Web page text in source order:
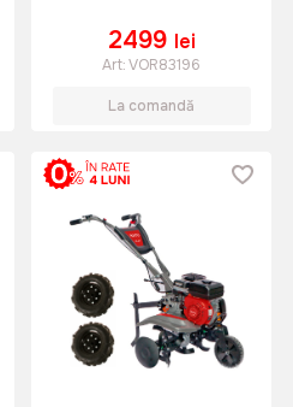
2499 lei
Art:VOR83196
La comandă